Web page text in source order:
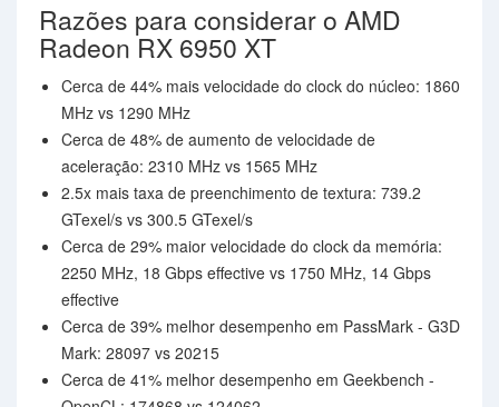
Razões para considerar o AMD
Radeon RX 6950 XT
Cerca de 44% mais velocidade do clock do núcleo: 1860
MHz vs 1290 MHz
Cerca de 48% de aumento de velocidade de
aceleração: 2310 MHz vs 1565 MHz
2.5x mais taxa de preenchimento de textura: 739.2
GTexel/s vs 300.5 GTexel/s
Cerca de 29% maior velocidade do clock da memória:
2250 MHz, 18 Gbps effective vs 1750 MHz, 14 Gbps
effective
Cerca de 39% melhor desempenho em PassMark - G3D
Mark: 28097 vs 20215
Cerca de 41% melhor desempenho em Geekbench -